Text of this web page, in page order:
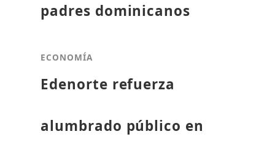
padres dominicanos
ECONOMÍA
Edenorte refuerza
alumbrado público en